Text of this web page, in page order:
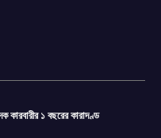
কারবারীর ১ বছরের কারাদণ্ড